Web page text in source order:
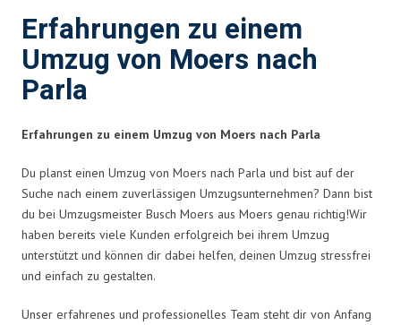
Erfahrungen zu einem
Umzug von Moers nach
Parla
Erfahrungen zu einem Umzug von Moers nach Parla
Du planst einen Umzug von Moers nach Parla und bist auf der
Suche nach einem zuverlässigen Umzugsunternehmen? Dann bist
du bei Umzugsmeister Busch Moers aus Moers genau richtig!Wir
haben bereits viele Kunden erfolgreich bei ihrem Umzug
unterstützt und können dir dabei helfen, deinen Umzug stressfrei
und einfach zu gestalten.
Unser erfahrenes und professionelles Team steht dir von Anfang